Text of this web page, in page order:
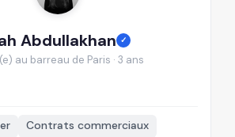
Abdullakhan ✓
au barreau de Paris · 3 ans
Contrats commerciaux